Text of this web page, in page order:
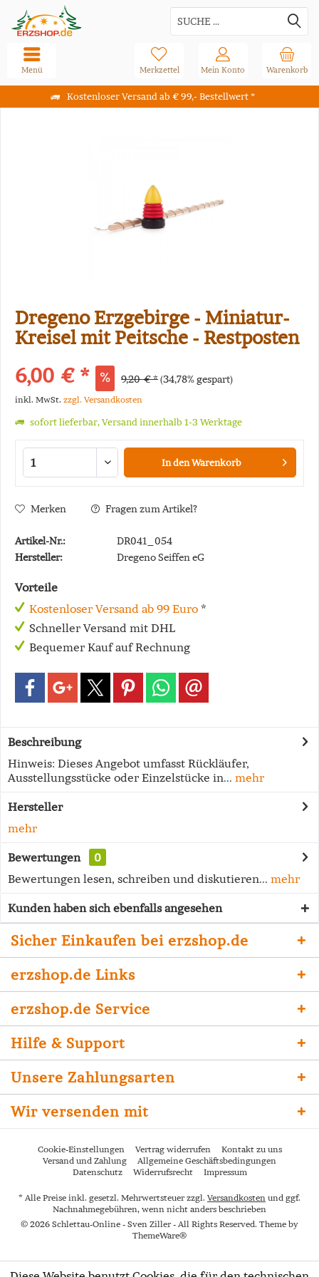
Kostenloser Versand ab € 99,- Bestellwert *
Warenkorb
Merkzettel Mein Konto
Menü
Dregeno Erzgebirge - Miniatur-
Kreisel mit Peitsche - Restposten
6,00 € * 9,20 € *(34,78% gespart)
inkl. MwSt. zzgl. Versandkosten
sofort lieferbar, Versand innerhalb 1-3 Werktage
In denWarenkorb
Merken Fragen zum Artikel?
Artikel-Nr.:
DR041_054
Hersteller:
Dregeno Seiffen eG
Vorteile
Kostenloser Versand ab 99 Euro *
Schneller Versand mit DHL
Bequemer Kauf auf Rechnung
Beschreibung
Hinweis: Dieses Angebot umfasst Rückläufer,
Ausstellungsstücke oder Einzelstücke in... mehr
Hersteller
mehr
Bewertungen
0
Bewertungen lesen, schreiben und diskutieren... mehr
Kunden haben sich ebenfalls angesehen
Sicher Einkaufen bei erzshop.de
erzshop.de Links
erzshop.de Service
Hilfe & Support
Unsere Zahlungsarten
Wir versenden mit
Cookie-Einstellungen Vertrag widerrufen
Kontakt zu uns
Versand und Zahlung
Allgemeine Geschäftsbedingungen
Datenschutz
Widerrufsrecht Impressum
* Alle Preise inkl. gesetzl. Mehrwertsteuer zzgl. Versandkosten und ggf.
Nachnahmegebühren, wenn nicht anders beschrieben
© 2026 Schlettau-Online - Sven Ziller - All Rights Reserved. Theme by
ThemeWare®